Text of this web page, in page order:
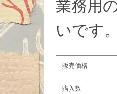
業務用
いです。
販売価格
購入数